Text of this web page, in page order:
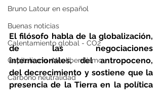
Bruno Latour en español
Buenas noticias
Calentamiento global - CO2
Capitalismo -Neoliberalismo
Carbono neutralidad
El filósofo habla de la globalización,
de las negociaciones
internacionales, del antropoceno,
del decrecimiento y sostiene que la
presencia de la Tierra en la política